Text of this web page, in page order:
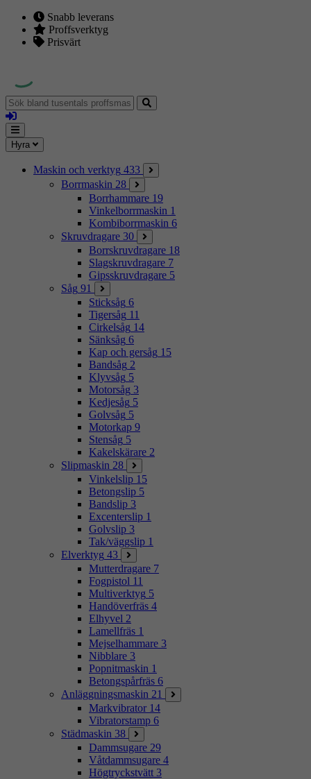
Snabb leverans
Proffsverktyg
Prisvärt
Sök
bland
tusentals
proffsmaskiner
Logga
in
Mina
sidor
Meny
Hyra
Maskin och verktyg 433
Borrmaskin 28
Borrhammare 19
Vinkelborrmaskin 1
Kombiborrmaskin 6
Skruvdragare 30
Borrskruvdragare 18
Slagskruvdragare 7
Gipsskruvdragare 5
Såg 91
Sticksåg 6
Tigersåg 11
Cirkelsåg 14
Sänksåg 6
Kap och gersåg 15
Bandsåg 2
Klyvsåg 5
Motorsåg 3
Kedjesåg 5
Golvsåg 5
Motorkap 9
Stensåg 5
Kakelskärare 2
Slipmaskin 28
Vinkelslip 15
Betongslip 5
Bandslip 3
Excenterslip 1
Golvslip 3
Tak/väggslip 1
Elverktyg 43
Mutterdragare 7
Fogpistol 11
Multiverktyg 5
Handöverfräs 4
Elhyvel 2
Lamellfräs 1
Mejselhammare 3
Nibblare 3
Popnitmaskin 1
Betongspårfräs 6
Anläggningsmaskin 21
Markvibrator 14
Vibratorstamp 6
Städmaskin 38
Dammsugare 29
Våtdammsugare 4
Högtryckstvätt 3